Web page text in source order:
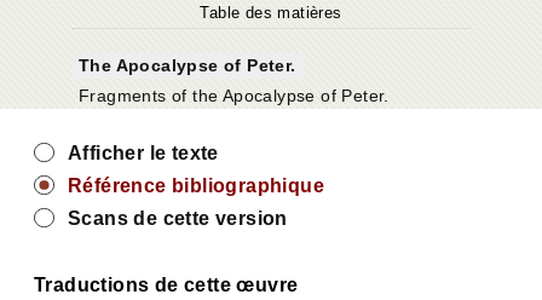
Table des matières
The Apocalypse of Peter.
Fragments of the Apocalypse of Peter.
Afficher le texte
Référence bibliographique
Scans de cette version
Traductions de cette œuvre